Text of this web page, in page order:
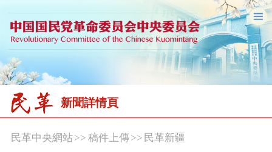
新聞詳情頁
民革中央網站>> 稿件上傳>> 民革新疆